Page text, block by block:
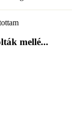
mellé...